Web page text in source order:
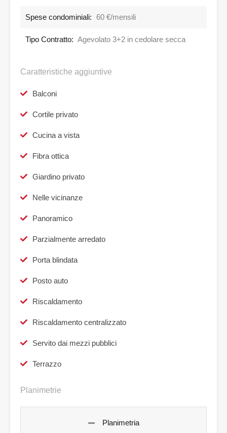
Spese condominiali: 60 €/mensili
Tipo Contratto: Agevolato 3+2 in cedolare secca
Caratteristiche aggiuntive
Balconi
Cortile privato
Cucina a vista
Fibra ottica
Giardino privato
Nelle vicinanze
Panoramico
Parzialmente arredato
Porta blindata
Posto auto
Riscaldamento
Riscaldamento centralizzato
Servito dai mezzi pubblici
Terrazzo
Planimetrie
Planimetria